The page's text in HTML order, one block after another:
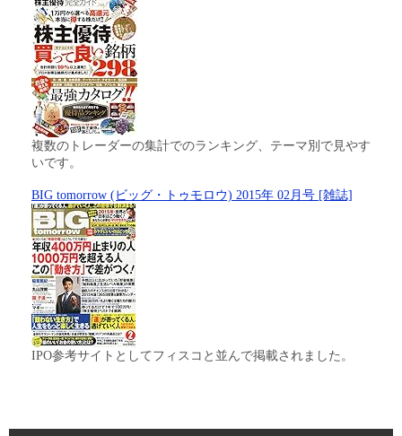
複数のトレーダーの集計でのランキング、テーマ別で見やす
いです。
BIG tomorrow (ビッグ・トゥモロウ) 2015年 02月号 [雑誌]
IPO参考サイトとしてフィスコと並んで掲載されました。